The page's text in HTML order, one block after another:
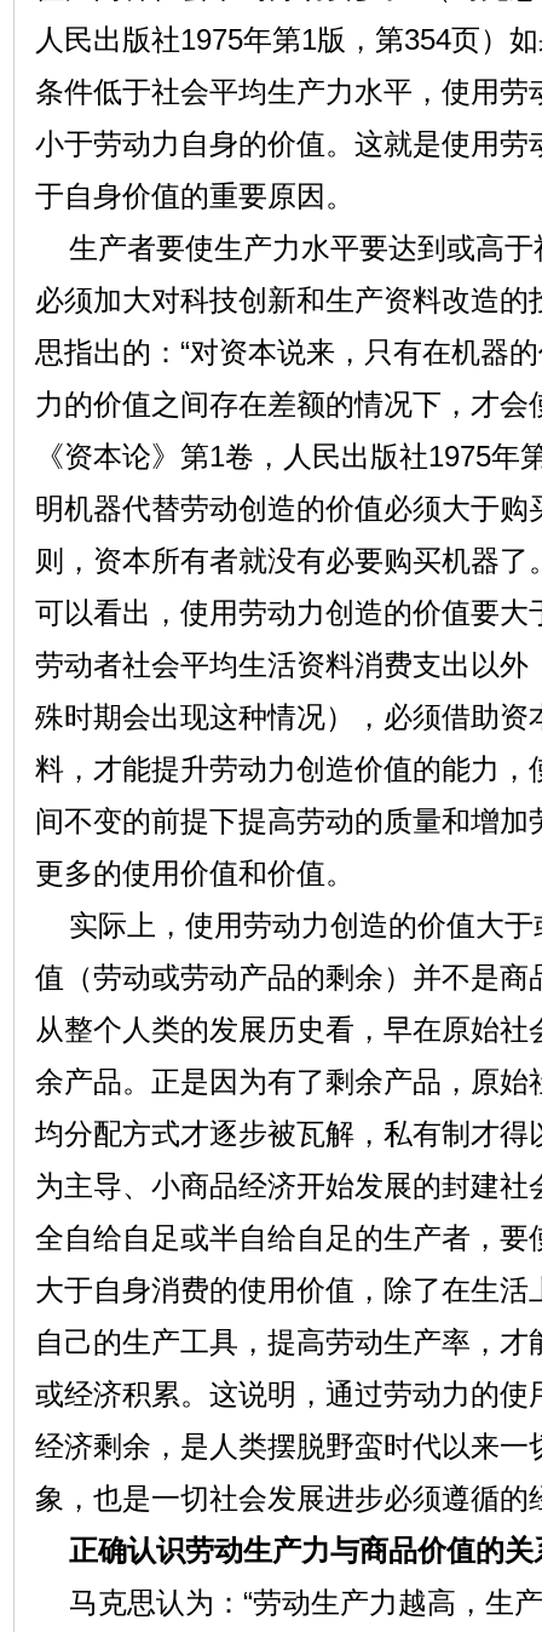
人民出版社1975年第1版，第354页）
条件低于社会平均生产力水平，使用劳
小于劳动力自身的价值。这就是使用劳
于自身价值的重要原因。
生产者要使生产力水平要达到或高于
必须加大对科技创新和生产资料改造的
思指出的：“对资本说来，只有在机器
力的价值之间存在差额的情况下，才会
《资本论》第1卷，人民出版社1975年
明机器代替劳动创造的价值必须大于购
则，资本所有者就没有必要购买机器了
可以看出，使用劳动力创造的价值要大
劳动者社会平均生活资料消费支出以外
殊时期会出现这种情况），必须借助资
料，才能提升劳动力创造价值的能力，
间不变的前提下提高劳动的质量和增加
更多的使用价值和价值。
实际上，使用劳动力创造的价值大于
值（劳动或劳动产品的剩余）并不是商
从整个人类的发展历史看，早在原始
余产品。正是因为有了剩余产品，原始
均分配方式才逐步被瓦解，私有制才得
为主导、小商品经济开始发展的封建社
全自给自足或半自给自足的生产者，要
大于自身消费的使用价值，除了在生活
自己的生产工具，提高劳动生产率，
或经济积累。这说明，通过劳动力的使
经济剩余，是人类摆脱野蛮时代以来一
象，也是一切社会发展进步必须遵循的
正确认识劳动生产力与商品价值的关
马克思认为：“劳动生产力越高，生